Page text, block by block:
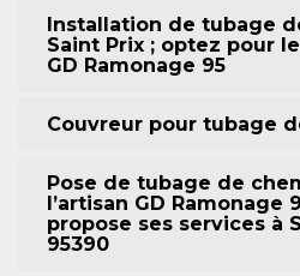
Installation de tubage
Saint Prix ; optez pour
GD Ramonage 95
Couvreur pour tubage
Pose de tubage de
l’artisan GD Ramonage
propose ses services à
95390